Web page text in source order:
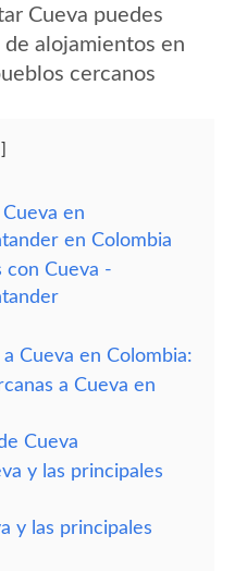
Cueva puedes
alojamientos en
cercanos
en
en Colombia
con Cueva -
Cueva en Colombia:
a Cueva en
Cueva
y las principales
y las principales